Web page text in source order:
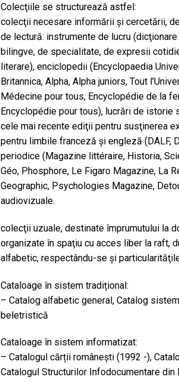
Colecţiile se structurează astfel:
colecţii necesare informării şi cercetării,
de lectură: instrumente de lucru
bilingve, de specialitate, de expresii
literare), enciclopedii (Encyclopaedia
Britannica, Alpha, Alpha juniors, Tout
Médecine pour tous, Encyclopédie de la
Encyclopédie pour tous), lucrări de istorie
cele mai recente ediţii pentru susţinerea
pentru limbile franceză şi engleză (DALF,
periodice (Magazine littéraire, Historia,
Géo, Phosphore, Le Figaro Magazine, La
Geographic, Psychologies Magazine,
audiovizuale.
colecţii uzuale, destinate împrumutului la
organizate în spaţiu cu acces liber la raft,
alfabetic, respectându-se şi
Cataloage în sistem tradițional:
– Catalog alfabetic general, Catalog
beletristică
Cataloage în sistem informatizat:
– Catalogul cărții românești (1992 -),
Catalogul Structurilor Infodocumentare din